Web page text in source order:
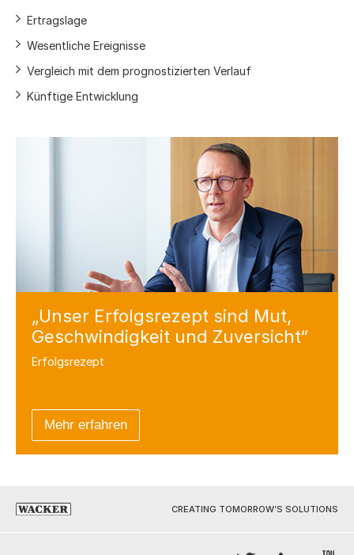
Ertragslage
Wesentliche Ereignisse
Vergleich mit dem prognostizierten Verlauf
Künftige Entwicklung
„Unser Erfolgsrezept sind Mut,
Geschwindigkeit und Zuversicht“
Erfolgsrezept
Mehr erfahren
CREATING TOMORROW’S SOLUTIONS